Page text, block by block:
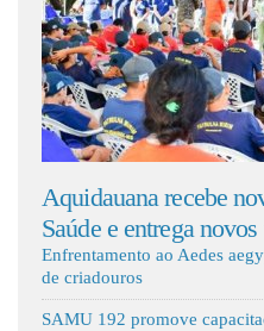
Fale Conosco
novo micro-ônibus
novos uniformes
Enfrentamento ao Aedes
de criadouros
SAMU 192 promove